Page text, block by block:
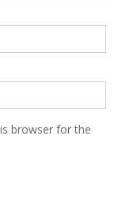
browser for the